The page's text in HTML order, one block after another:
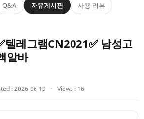
Q&A 자유게시판 사용 리뷰
텔레그램CN2021✅ 남성고
알바
: 2026-06-19 Views : 16